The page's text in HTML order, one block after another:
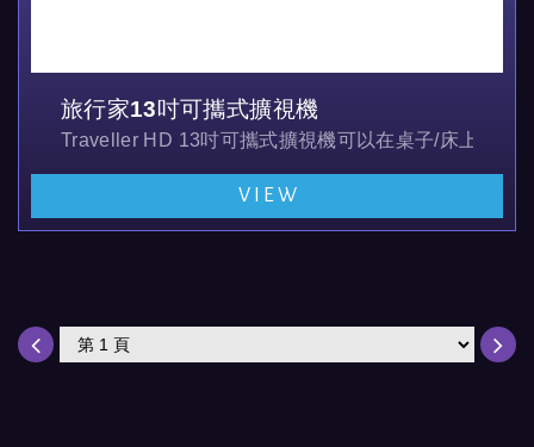
旅行家13吋可攜式擴視機
Traveller HD 13吋可攜式擴視機可以在桌子/床上或椅
VIEW